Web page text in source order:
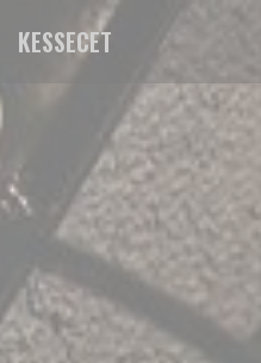
Cookies beheer paneel
KESSECET